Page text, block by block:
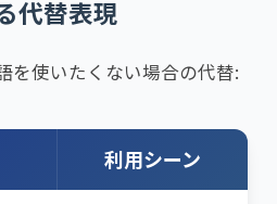
代替表現
を使いたくない場合の代替:
利用シーン